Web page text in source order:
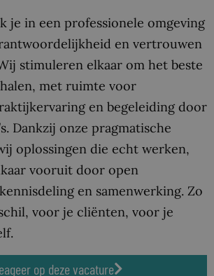
je in een professionele omgeving
en vertrouwen
stimuleren elkaar om het beste
met ruimte voor
en begeleiding door
Dankzij onze pragmatische
oplossingen die echt werken,
vooruit door open
en samenwerking. Zo
voor je cliënten, voor je
op deze vacature